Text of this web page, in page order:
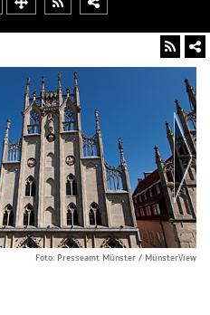
Foto: Presseamt Münster / MünsterView